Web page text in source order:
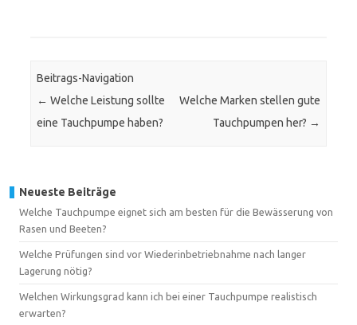
Beitrags-Navigation
← Welche Leistung sollte
eine Tauchpumpe haben?
Welche Marken stellen gute
Tauchpumpen her? →
Neueste Beiträge
Welche Tauchpumpe eignet sich am besten für die Bewässerung von
Rasen und Beeten?
Welche Prüfungen sind vor Wiederinbetriebnahme nach langer
Lagerung nötig?
Welchen Wirkungsgrad kann ich bei einer Tauchpumpe realistisch
erwarten?